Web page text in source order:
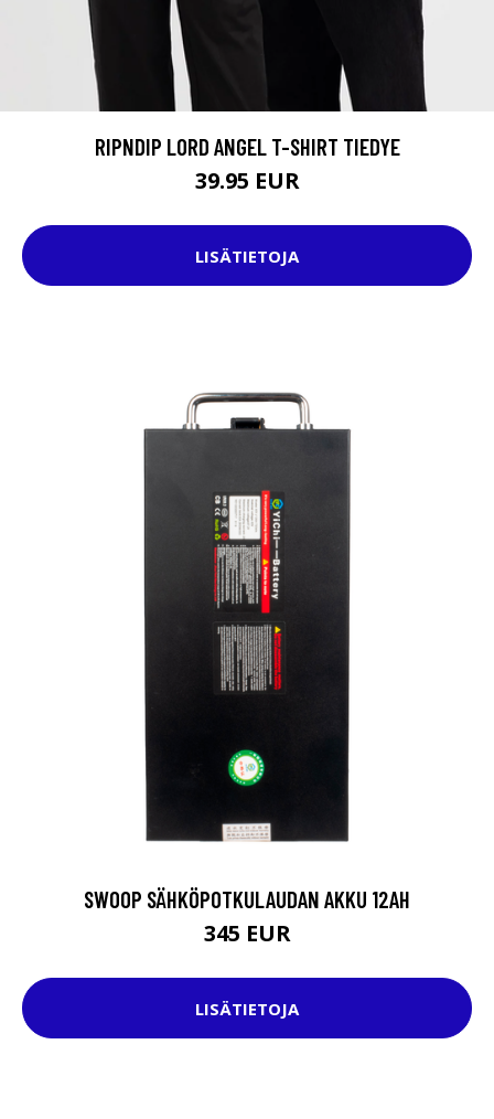
RIPNDIP LORD ANGEL T-SHIRT TIEDYE
39.95 EUR
LISÄTIETOJA
SWOOP SÄHKÖPOTKULAUDAN AKKU 12AH
345 EUR
LISÄTIETOJA